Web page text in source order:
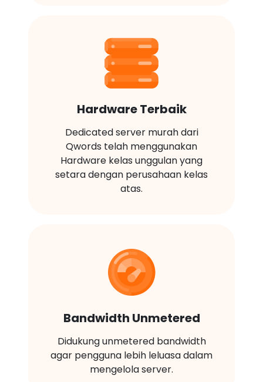
Hardware Terbaik
Dedicated server murah dari
Qwords telah menggunakan
Hardware kelas unggulan yang
setara dengan perusahaan kelas
atas.
Bandwidth Unmetered
Didukung unmetered bandwidth
agar pengguna lebih leluasa dalam
mengelola server.